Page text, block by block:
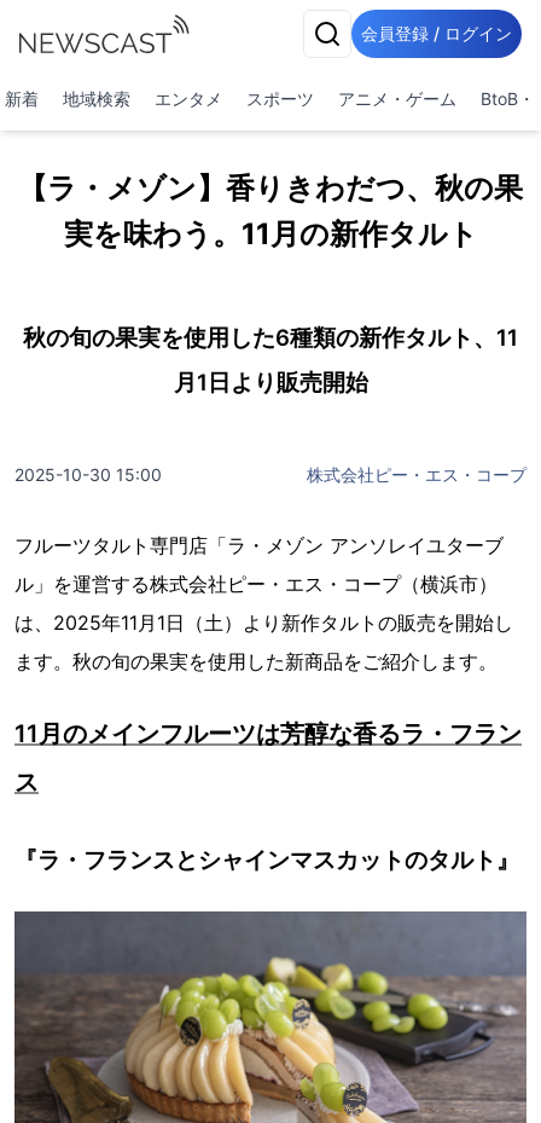
会員登録 / ログイン
新着 地域検索 エンタメ スポーツ アニメ・ゲーム BtoB・
【ラ・メゾン】香りきわだつ、秋の果
実を味わう。11月の新作タルト
秋の旬の果実を使用した6種類の新作タルト、11
月1日より販売開始
2025-10-30 15:00 株式会社ピー・エス・コープ
フルーツタルト専門店「ラ・メゾン アンソレイユターブ
ル」を運営する株式会社ピー・エス・コープ（横浜市）
は、2025年11月1日（土）より新作タルトの販売を開始し
ます。秋の旬の果実を使用した新商品をご紹介します。
11月のメインフルーツは芳醇な香るラ・フラン
ス
『ラ・フランスとシャインマスカットのタルト』